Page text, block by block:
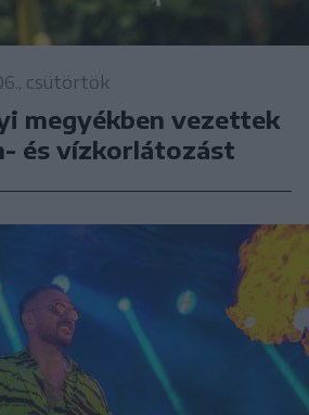
csütörtök
megyékben vezettek
és vízkorlátozást